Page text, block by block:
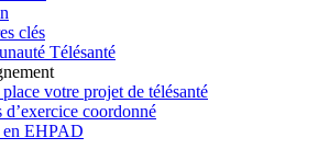
clés
Télésanté
votre projet de télésanté
d’exercice coordonné
en EHPAD